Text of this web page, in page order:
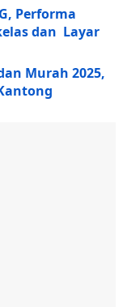
Performa
dan Layar
Murah 2025,